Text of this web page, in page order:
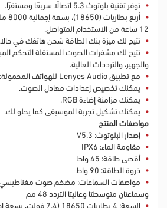
توفر تقنية بلوتوث 5.3 اتصالًا سريعًا ومستقرًا.
12 ساعة من الاستخدام المتواصل.
تتيح لك ميزة بنك الطاقة شحن هاتفك في
تتيح لك مشفرات الصوت المستقلة التحكم
والجهير، والترددات العالية.
مع تطبيق Lenyes Audio للهواتف المحمولة:
يمكنك تخصيص إعدادات معادل الصوت.
يمكنك مزامنة إضاءة RGB.
يمكنك تشكيل تجربة الموسيقى كما يحلو لك.
مواصفات المنتج
إصدار البلوتوث: V5.3
مقاومة الماء: IPX6
أقصى طاقة: 45 واط
ذروة الطاقة: 90 واط
وسماعتان متوسطتا وعاليتا التردد 48 مم
السعة: 4 بطاريات 18650 (7.4 فولت، بسعة إجمالية 8000 مللي أمبير)